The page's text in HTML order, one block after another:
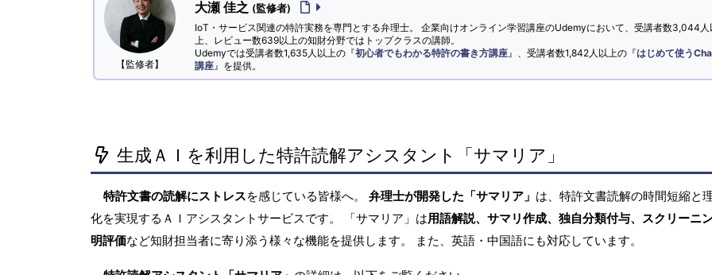
【監修者】
大瀬 佳之 (監修者)
IoT・サービス関連の特許実務を専門とする弁理士。 企業向けオンライン学習講座のUdemyにおいて、受講者数3,044人
上、レビュー数639以上の知財分野ではトップクラスの講師。
Udemyでは受講者数1,635人以上の『初心者でもわかる特許の書き方講座 』、受講者数1,842人以上の『はじめて使う
講座 』を提供。
生成ＡＩを利用した特許読解アシスタント「サマリア」
特許文書の読解にストレスを感じている皆様へ。 弁理士が開発した「サマリア」 は、特許文書読解の時間短縮と
化を実現するＡＩアシスタントサービスです。 「サマリア」は用語解説、サマリ作成、独自分類付与、スクリーニ
明評価など知財担当者に寄り添う様々な機能を提供します。 また、英語・中国語にも対応しています。